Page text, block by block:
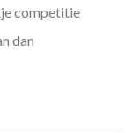
competitie
dan